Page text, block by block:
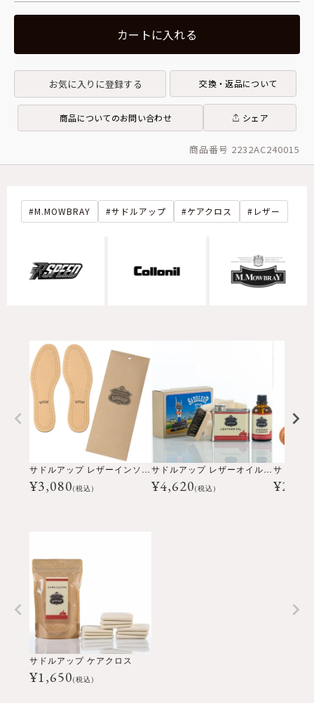
カートに入れる
お気に入りに登録する 交換・返品について
商品についてのお問い合わせ シェア
商品番号 2232AC240015
M.MOWBRAY サドルアップ ケアクロス レザー
サドルアップ レザーインソール
¥3,080(税込)
サドルアップ レザーオイルキット
¥4,620(税込) ¥
サドルアップ ケアクロス
¥1,650(税込)